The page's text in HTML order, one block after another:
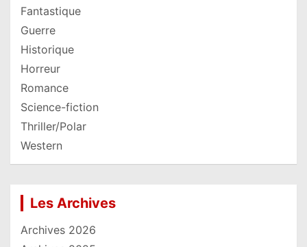
Fantastique
Guerre
Historique
Horreur
Romance
Science-fiction
Thriller/Polar
Western
Les Archives
Archives 2026